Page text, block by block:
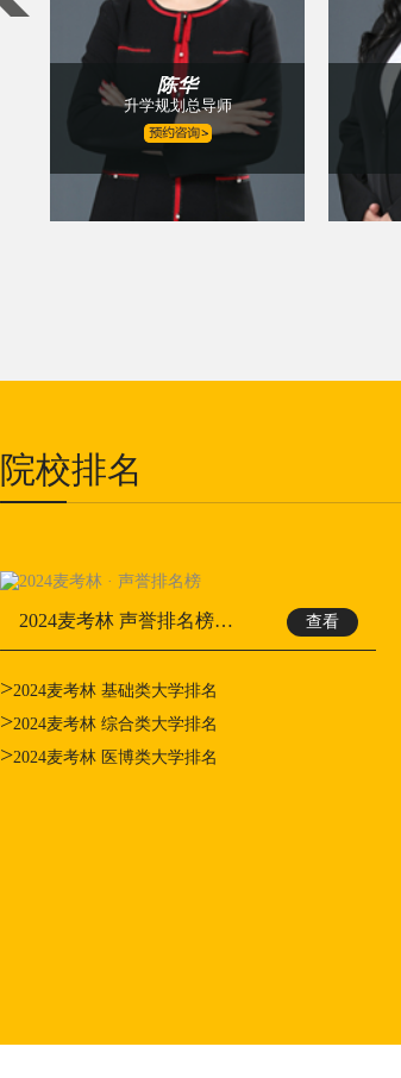
陈华
升学规划总导师
院校排名
2024麦考林 声誉排名榜… 查看
>2024麦考林 基础类大学排名
>2024麦考林 综合类大学排名
>2024麦考林 医博类大学排名